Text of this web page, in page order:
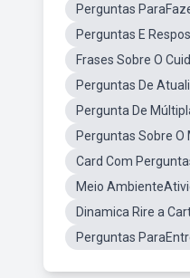
Perguntas
Perguntas E
Frases Sobre O
Perguntas De
Pergunta De
Perguntas Sobre
Card Com
Meio
Dinamica Rire a
Perguntas